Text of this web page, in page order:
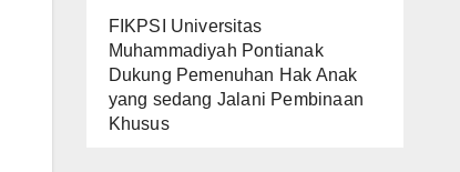
FIKPSI Universitas
Muhammadiyah Pontianak
Dukung Pemenuhan Hak Anak
yang sedang Jalani Pembinaan
Khusus